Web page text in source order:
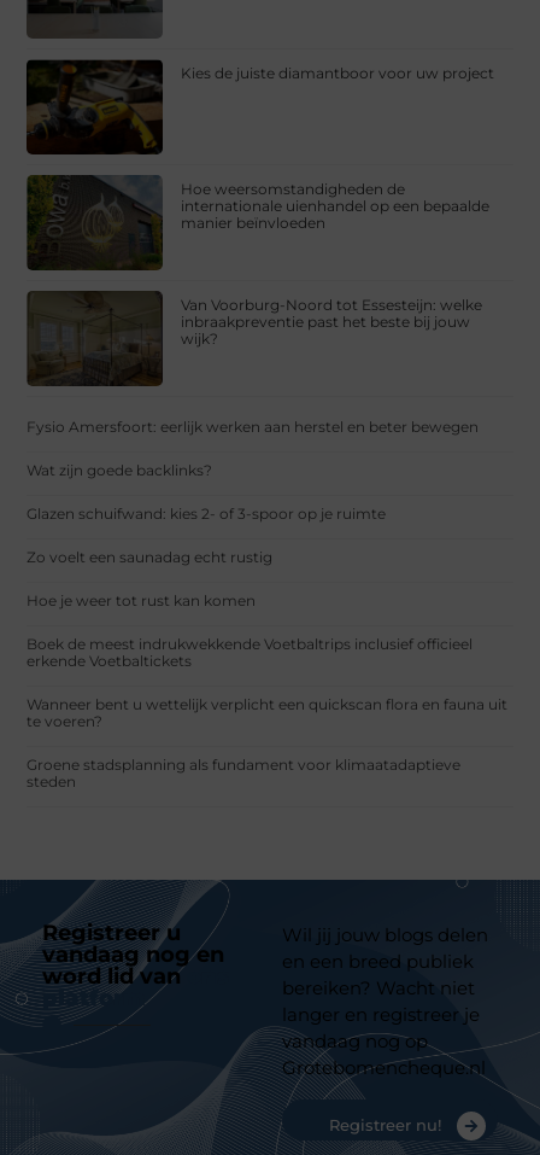
Kies de juiste diamantboor voor uw project
Hoe weersomstandigheden de
internationale uienhandel op een bepaalde
manier beïnvloeden
Van Voorburg-Noord tot Essesteijn: welke
inbraakpreventie past het beste bij jouw
wijk?
Fysio Amersfoort: eerlijk werken aan herstel en beter bewegen
Wat zijn goede backlinks?
Glazen schuifwand: kies 2- of 3-spoor op je ruimte
Zo voelt een saunadag echt rustig
Hoe je weer tot rust kan komen
Boek de meest indrukwekkende Voetbaltrips inclusief officieel
erkende Voetbaltickets
Wanneer bent u wettelijk verplicht een quickscan flora en fauna uit
te voeren?
Groene stadsplanning als fundament voor klimaatadaptieve
steden
Registreer u
vandaag nog en
word lid van
platform
Wil jij jouw blogs delen
en een breed publiek
bereiken? Wacht niet
langer en registreer je
vandaag nog op
Grotebomencheque.nl
Registreer nu!